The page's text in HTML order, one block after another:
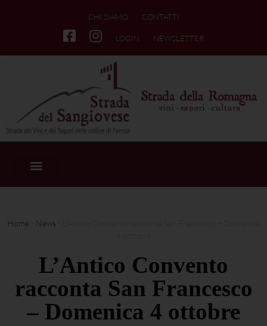
CHI SIAMO CONTATTI
LOGIN NEWSLETTER
Home News
L’Antico Convento
racconta San Francesco
– Domenica 4 ottobre